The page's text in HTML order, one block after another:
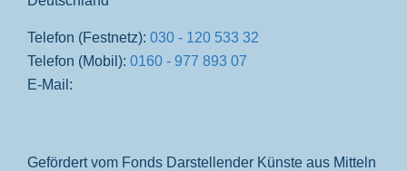
Telefon (Festnetz): 030 - 120 533 32
Telefon (Mobil): 0160 - 977 893 07
E-Mail:
Gefördert vom Fonds Darstellender Künste aus Mitteln